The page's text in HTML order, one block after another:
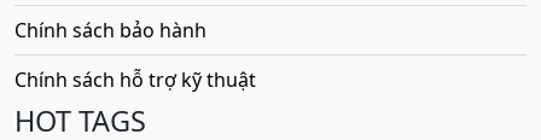
Chính sách bảo hành
Chính sách hỗ trợ kỹ thuật
HOT TAGS